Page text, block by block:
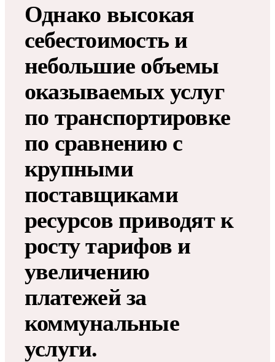
Однако высокая
себестоимость и
небольшие объемы
оказываемых услуг
по транспортировке
по сравнению с
крупными
поставщиками
ресурсов приводят к
росту тарифов и
увеличению
платежей за
коммунальные
услуги.